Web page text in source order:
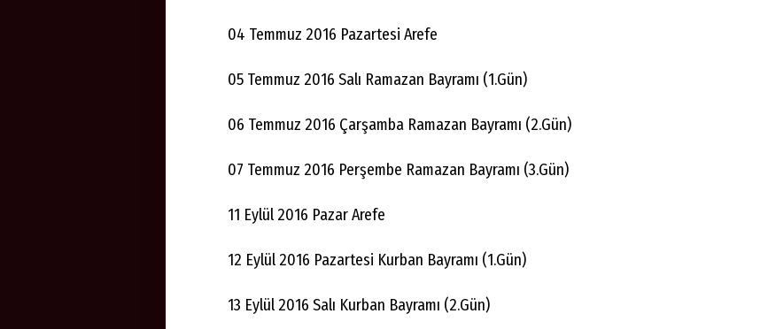
04 Temmuz 2016 Pazartesi Arefe
05 Temmuz 2016 Salı Ramazan Bayramı (1.Gün)
06 Temmuz 2016 Çarşamba Ramazan Bayramı (2.Gün)
07 Temmuz 2016 Perşembe Ramazan Bayramı (3.Gün)
11 Eylül 2016 Pazar Arefe
12 Eylül 2016 Pazartesi Kurban Bayramı (1.Gün)
13 Eylül 2016 Salı Kurban Bayramı (2.Gün)